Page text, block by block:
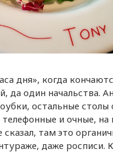
дня», когда
да один
остальные
и очные,
там это
даже